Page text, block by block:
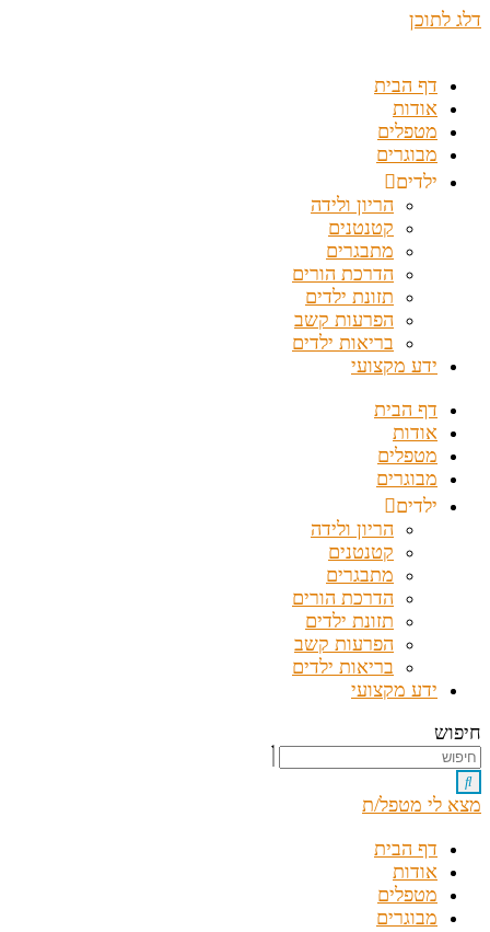
דלג לתוכן
דף הבית
אודות
מטפלים
מבוגרים
ילדים
הריון ולידה
קטנטנים
מתבגרים
הדרכת הורים
תזונת ילדים
הפרעות קשב
בריאות ילדים
ידע מקצועי
דף הבית
אודות
מטפלים
מבוגרים
ילדים
הריון ולידה
קטנטנים
מתבגרים
הדרכת הורים
תזונת ילדים
הפרעות קשב
בריאות ילדים
ידע מקצועי
חיפוש
מצא לי מטפל/ת
דף הבית
אודות
מטפלים
מבוגרים